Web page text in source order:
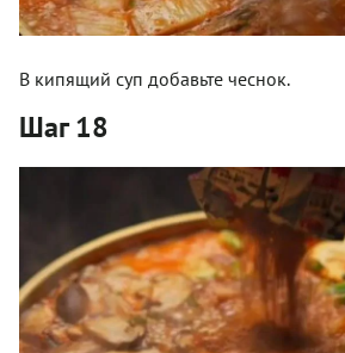
В кипящий суп добавьте чеснок.
Шаг 18